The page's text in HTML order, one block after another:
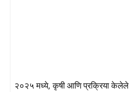
२०२५ मध्ये, कृषी आणि प्रक्रिया केलेले